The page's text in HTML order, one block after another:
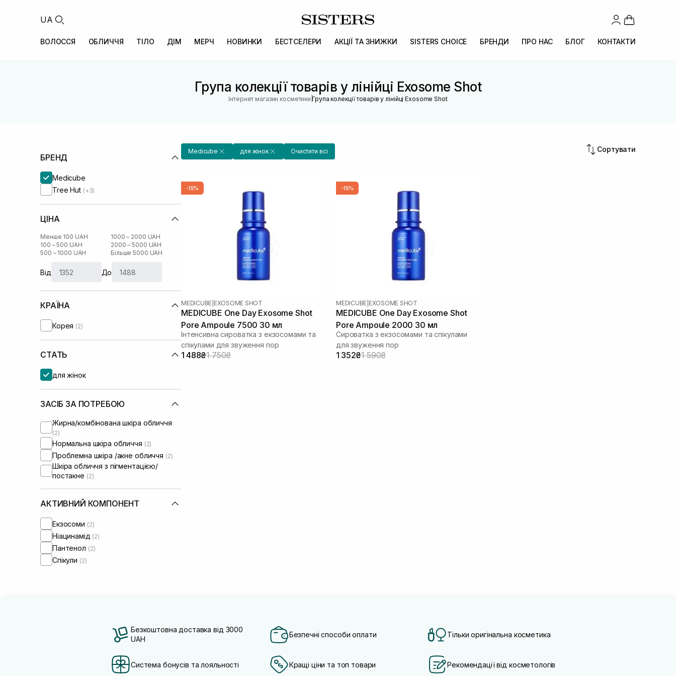
UA
ВОЛОССЯ ОБЛИЧЧЯ ТІЛО ДІМ МЕРЧ НОВИНКИ БЕСТСЕЛЕРИ АКЦІЇ ТА ЗНИЖКИ SISTERS CHOICE БРЕНДИ ПРО НАС БЛОГ КОНТАКТИ
Група колекції товарів у лінійці Exosome Shot
Інтернет магазин косметики |Група колекції товарів у лінійці Exosome Shot
БРЕНД
Medicube
Tree Hut (+3)
ЦІНА
Менше 100 UAH
100 – 500 UAH
500 – 1000 UAH
1000 – 2000 UAH
2000 – 5000 UAH
Більше 5000 UAH
Від До
КРАЇНА
Корея (2)
СТАТЬ
для жінок
ЗАСІБ ЗА ПОТРЕБОЮ
Жирна/комбінована шкіра обличчя
(2)
Нормальна шкіра обличчя (2)
Проблемна шкіра /акне обличчя (2)
Шкіра обличчя з пігментацією/
постакне (2)
АКТИВНИЙ КОМПОНЕНТ
Екзосоми (2)
Ніацинамід (2)
Пантенол (2)
Спікули (2)
Medicube для жінок Очистити всі Сортувати
-15%
MEDICUBE EXOSOME SHOT
MEDICUBE One Day Exosome Shot
Pore Ampoule 7500 30 мл
Інтенсивна сироватка з екзосомами та
спікулами для звуження пор
1 488₴1 750₴
-15%
MEDICUBE EXOSOME SHOT
MEDICUBE One Day Exosome Shot
Pore Ampoule 2000 30 мл
Сироватка з екзосомами та спікулами
для звуження пор
1 352₴1 590₴
Безкоштовна доставка від 3000
UAH
Безпечні способи оплати Тільки оригінальна косметика
Система бонусів та лояльності Кращі ціни та топ товари Рекомендації від косметологів